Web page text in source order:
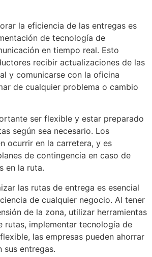
la eficiencia de las entregas es
de tecnología de
en tiempo real. Esto
recibir actualizaciones de las
y comunicarse con la oficina
de cualquier problema o cambio
ser flexible y estar preparado
según sea necesario. Los
ocurrir en la carretera, y es
de contingencia en caso de
en la ruta.
las rutas de entrega es esencial
de cualquier negocio. Al tener
de la zona, utilizar herramientas
rutas, implementar tecnología de
las empresas pueden ahorrar
sus entregas.